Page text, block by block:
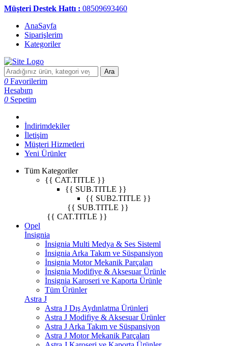
Müşteri Destek Hattı : 08509693460
AnaSayfa
Siparişlerim
Kategoriler
Ara
0 Favorilerim
Hesabım
0 Sepetim
İndirimdekiler
İletişim
Müşteri Hizmetleri
Yeni Ürünler
Tüm Kategoriler
{{ CAT.TITLE }}
{{ SUB.TITLE }}
{{ SUB2.TITLE }}
{{ SUB.TITLE }}
{{ CAT.TITLE }}
Opel
İnsignia
İnsignia Multi Medya & Ses Sisteml
İnsignia Arka Takım ve Süspansiyon
İnsignia Motor Mekanik Parçaları
İnsignia Modifiye & Aksesuar Ürünle
İnsignia Karoseri ve Kaporta Ürünle
Tüm Ürünler
Astra J
Astra J Dış Aydınlatma Ürünleri
Astra J Modifiye & Aksesuar Ürünler
Astra J Arka Takım ve Süspansiyon
Astra J Motor Mekanik Parçaları